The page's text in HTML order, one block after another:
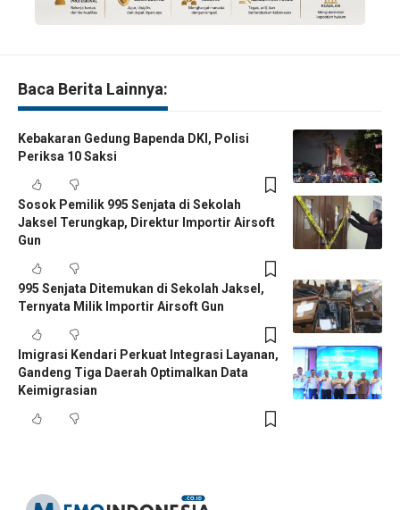
Baca Berita Lainnya:
Kebakaran Gedung Bapenda DKI, Polisi
Periksa 10 Saksi
Sosok Pemilik 995 Senjata di Sekolah
Jaksel Terungkap, Direktur Importir Airsoft
Gun
995 Senjata Ditemukan di Sekolah Jaksel,
Ternyata Milik Importir Airsoft Gun
Imigrasi Kendari Perkuat Integrasi Layanan,
Gandeng Tiga Daerah Optimalkan Data
Keimigrasian